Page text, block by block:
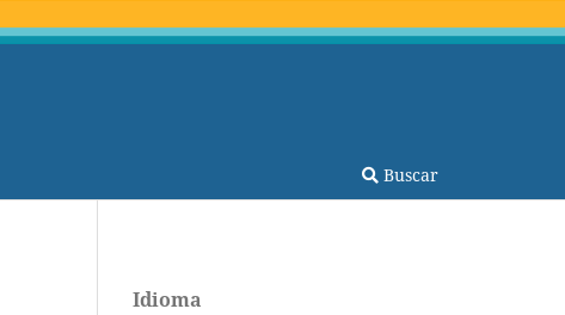
Buscar
Idioma